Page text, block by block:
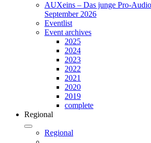
AUXeins – Das junge Pro-
September 2026
Eventlist
Event archives
2025
2024
2023
2022
2021
2020
2019
complete
Regional
Regional